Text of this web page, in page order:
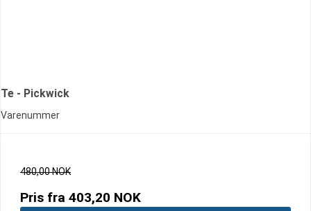
Te - Pickwick
Varenummer
480,00 NOK
Pris fra 403,20 NOK